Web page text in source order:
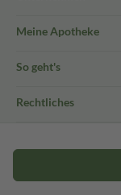
Meine Apotheke
So geht's
Rechtliches